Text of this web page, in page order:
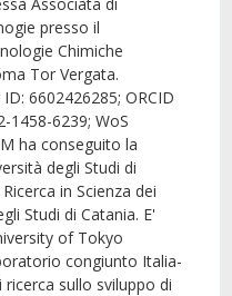
presso il
Chimiche
Tor Vergata.
6602426285; ORCID
1458-6239; WoS
ha conseguito la
degli Studi di
in Scienza dei
Studi di Catania. E'
of Tokyo
congiunto Italia-
sullo sviluppo di